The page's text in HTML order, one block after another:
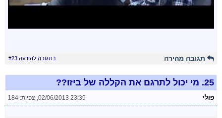
תגובה מהירה בתגובה להודעה #23
25. מי יכול לתרגם את הקללה של ביזו??
פולי 02/06/2013 23:39
, צפיות: 184